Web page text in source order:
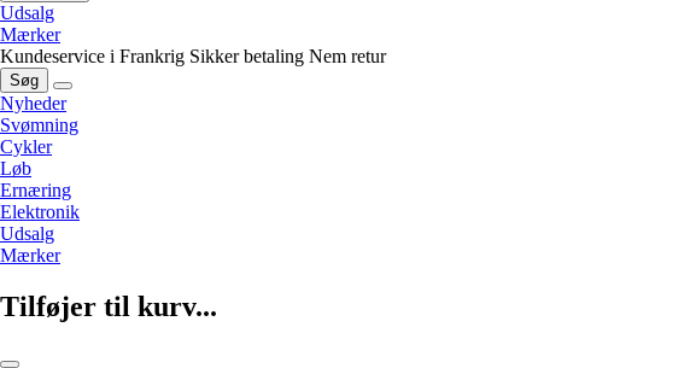
Udsalg
Mærker
Kundeservice i Frankrig Sikker betaling Nem retur
Søg
Nyheder
Svømning
Cykler
Løb
Ernæring
Elektronik
Udsalg
Mærker
Tilføjer til kurv...